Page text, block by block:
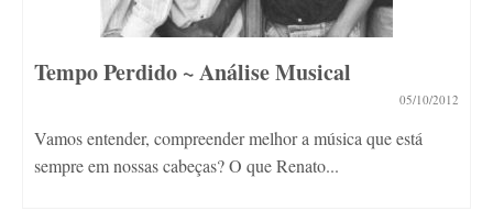
Tempo Perdido ~ Análise Musical
05/10/2012
Vamos entender, compreender melhor a música que está
sempre em nossas cabeças? O que Renato...